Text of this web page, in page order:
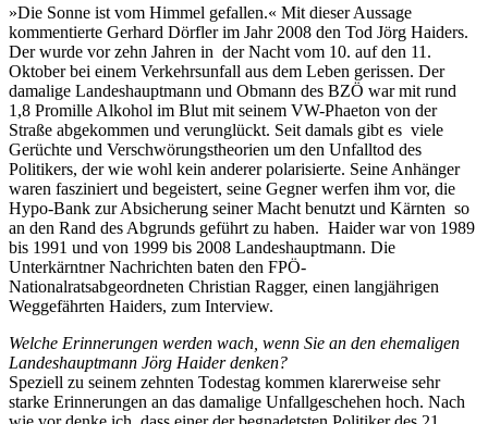
»Die Sonne ist vom Himmel gefallen.« Mit dieser Aussage
kommentierte Gerhard Dörfler im Jahr 2008 den Tod Jörg Haiders.
Der wurde vor zehn Jahren in der Nacht vom 10. auf den 11.
Oktober bei einem Verkehrsunfall aus dem Leben gerissen. Der
damalige Landeshauptmann und Obmann des BZÖ war mit rund
1,8 Promille Alkohol im Blut mit seinem VW-Phaeton von der
Straße abgekommen und verunglückt. Seit damals gibt es viele
Gerüchte und Verschwörungstheorien um den Unfalltod des
Politikers, der wie wohl kein anderer polarisierte. Seine Anhänger
waren fasziniert und begeistert, seine Gegner werfen ihm vor, die
Hypo-Bank zur Absicherung seiner Macht benutzt und Kärnten so
an den Rand des Abgrunds geführt zu haben. Haider war von 1989
bis 1991 und von 1999 bis 2008 Landeshauptmann. Die
Unterkärntner Nachrichten baten den FPÖ-
Nationalratsabgeordneten Christian Ragger, einen langjährigen
Weggefährten Haiders, zum Interview.
Welche Erinnerungen werden wach, wenn Sie an den ehemaligen
Landeshauptmann Jörg Haider denken?
Speziell zu seinem zehnten Todestag kommen klarerweise sehr
starke Erinnerungen an das damalige Unfallgeschehen hoch. Nach